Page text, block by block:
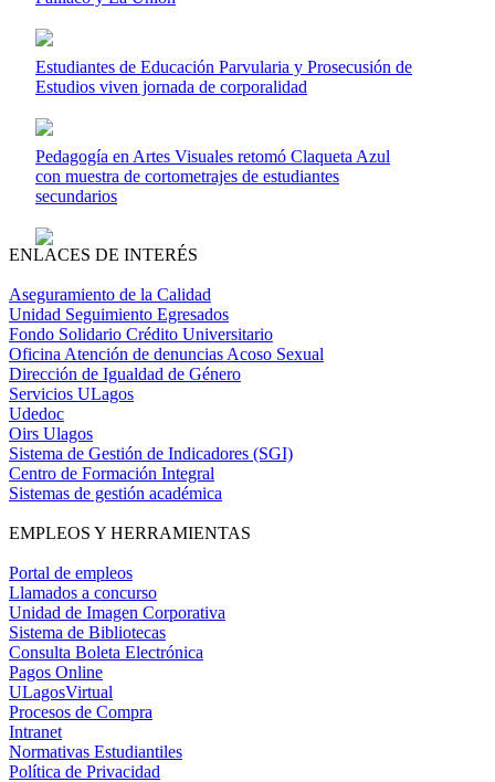
Estudiantes de Educación Parvularia y Prosecusión de
Estudios viven jornada de corporalidad
Pedagogía en Artes Visuales retomó Claqueta Azul
con muestra de cortometrajes de estudiantes
secundarios
ENLACES DE INTERÉS
Aseguramiento de la Calidad
Unidad Seguimiento Egresados
Fondo Solidario Crédito Universitario
Oficina Atención de denuncias Acoso Sexual
Dirección de Igualdad de Género
Servicios ULagos
Udedoc
Oirs Ulagos
Sistema de Gestión de Indicadores (SGI)
Centro de Formación Integral
Sistemas de gestión académica
EMPLEOS Y HERRAMIENTAS
Portal de empleos
Llamados a concurso
Unidad de Imagen Corporativa
Sistema de Bibliotecas
Consulta Boleta Electrónica
Pagos Online
ULagosVirtual
Procesos de Compra
Intranet
Normativas Estudiantiles
Política de Privacidad